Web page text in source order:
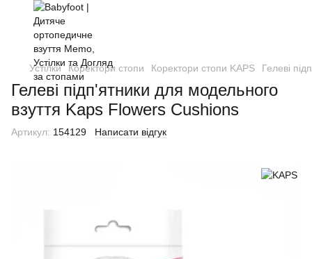
Устілки Коректори стопи Коректори стопи KAPS Гелеві
Гелеві підп'ятники для модельного
взуття Kaps Flowers Cushions
Артикул: 154129 Написати відгук